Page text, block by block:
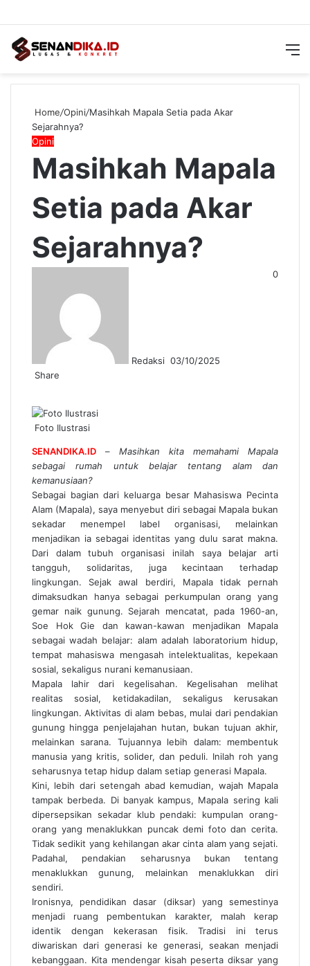
Search
Home/Opini/Masihkah Mapala Setia pada Akar
Sejarahnya?
Opini
Masihkah Mapala
Setia pada Akar
Sejarahnya?
Redaksi 03/10/2025
0
Share
Foto Ilustrasi
SENANDIKA.ID – Masihkan kita memahami Mapala
sebagai rumah untuk belajar tentang alam dan
kemanusiaan?
Sebagai bagian dari keluarga besar Mahasiswa Pecinta
Alam (Mapala), saya menyebut diri sebagai Mapala bukan
sekadar menempel label organisasi, melainkan
menjadikan ia sebagai identitas yang dulu sarat makna.
Dari dalam tubuh organisasi inilah saya belajar arti
tangguh, solidaritas, juga kecintaan terhadap
lingkungan. Sejak awal berdiri, Mapala tidak pernah
dimaksudkan hanya sebagai perkumpulan orang yang
gemar naik gunung. Sejarah mencatat, pada 1960-an,
Soe Hok Gie dan kawan-kawan menjadikan Mapala
sebagai wadah belajar: alam adalah laboratorium hidup,
tempat mahasiswa mengasah intelektualitas, kepekaan
sosial, sekaligus nurani kemanusiaan.
Mapala lahir dari kegelisahan. Kegelisahan melihat
realitas sosial, ketidakadilan, sekaligus kerusakan
lingkungan. Aktivitas di alam bebas, mulai dari pendakian
gunung hingga penjelajahan hutan, bukan tujuan akhir,
melainkan sarana. Tujuannya lebih dalam: membentuk
manusia yang kritis, solider, dan peduli. Inilah roh yang
seharusnya tetap hidup dalam setiap generasi Mapala.
Kini, lebih dari setengah abad kemudian, wajah Mapala
tampak berbeda. Di banyak kampus, Mapala sering kali
dipersepsikan sekadar klub pendaki: kumpulan orang-
orang yang menaklukkan puncak demi foto dan cerita.
Tidak sedikit yang kehilangan akar cinta alam yang sejati.
Padahal, pendakian seharusnya bukan tentang
menaklukkan gunung, melainkan menaklukkan diri
sendiri.
Ironisnya, pendidikan dasar (diksar) yang semestinya
menjadi ruang pembentukan karakter, malah kerap
identik dengan kekerasan fisik. Tradisi ini terus
diwariskan dari generasi ke generasi, seakan menjadi
kebanggaan. Kita mendengar kisah peserta diksar yang